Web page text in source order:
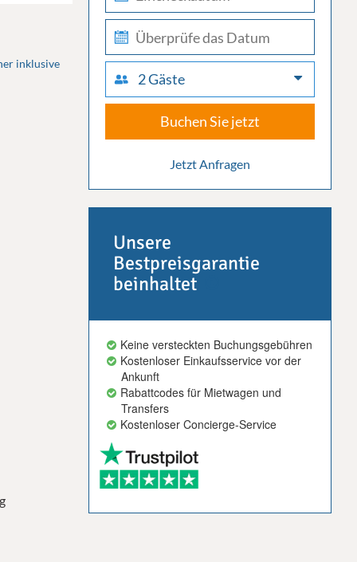
check-
out
2 Gäste
Buchen Sie jetzt
Jetzt Anfragen
Unsere
Bestpreisgarantie
beinhaltet
Keine versteckten Buchungsgebühren
Kostenloser Einkaufsservice vor der
Ankunft
Rabattcodes für Mietwagen und
Transfers
Kostenloser Concierge-Service
inklusive